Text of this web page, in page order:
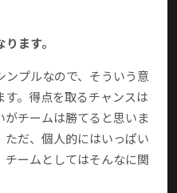
ます。
プルなので、そういう意
。得点を取るチャンスは
がチームは勝てると思いま
ただ、個人的にはいっぱい
チームとしてはそんなに関